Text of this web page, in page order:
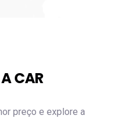
CAR
preço e explore a